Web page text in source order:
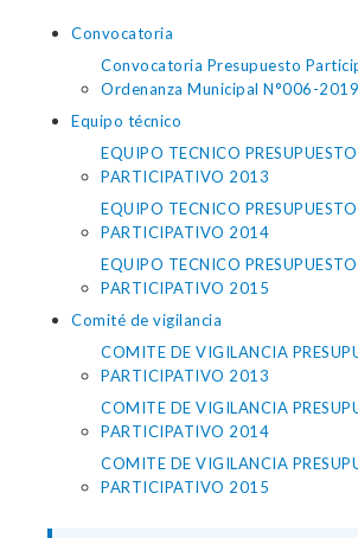
Convocatoria
Convocatoria Presupuesto
Ordenanza Municipal N°006-
Equipo técnico
EQUIPO TECNICO PRESUPUESTO
PARTICIPATIVO 2013
EQUIPO TECNICO PRESUPUESTO
PARTICIPATIVO 2014
EQUIPO TECNICO PRESUPUESTO
PARTICIPATIVO 2015
Comité de vigilancia
COMITE DE VIGILANCIA
PARTICIPATIVO 2013
COMITE DE VIGILANCIA
PARTICIPATIVO 2014
COMITE DE VIGILANCIA
PARTICIPATIVO 2015